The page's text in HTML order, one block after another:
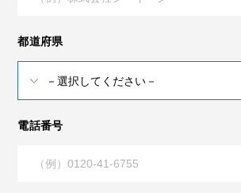
都道府県
電話番号